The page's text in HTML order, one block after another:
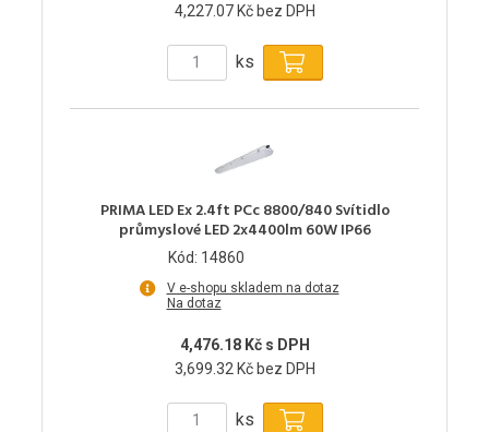
4,227.07 Kč bez DPH
ks
PRIMA LED Ex 2.4ft PCc 8800/840 Svítidlo
průmyslové LED 2x4400lm 60W IP66
Kód: 14860
V e-shopu skladem na dotaz
Na dotaz
4,476.18 Kč s DPH
3,699.32 Kč bez DPH
ks